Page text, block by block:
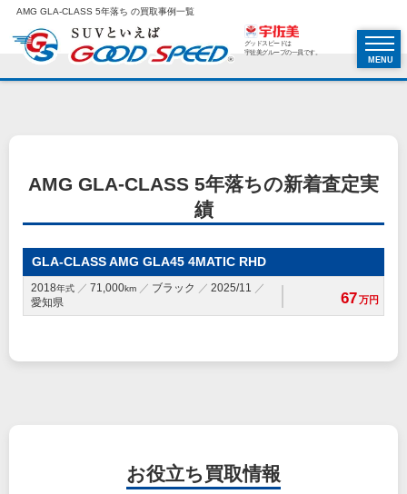
AMG GLA-CLASS 5年落ち の買取事例一覧
グッドスピードは
宇佐美グループの一員です。
MENU
AMG GLA-CLASS 5年落ちの新着査定実
績
GLA-CLASS AMG GLA45 4MATIC RHD
2018年式 71,000km ブラック
2025/11
愛知県
67万円
お役立ち 買取情報